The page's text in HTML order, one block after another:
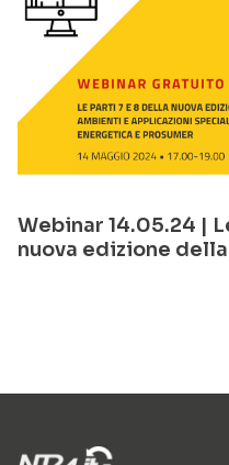
Webinar 14.05.24 |
nuova edizione